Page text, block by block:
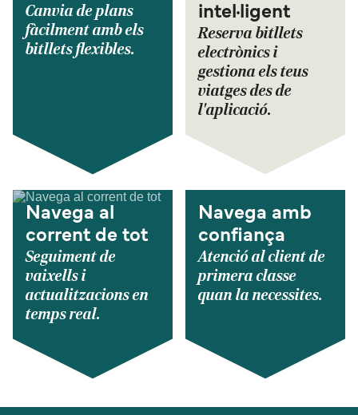
Canvia de plans
fàcilment amb els
bitllets flexibles.
intel·ligent
Reserva bitllets
electrònics i
gestiona els teus
viatges des de
l'aplicació.
Navega al
corrent de tot
Seguiment de
vaixells i
actualitzacions en
temps real.
Navega amb
confiança
Atenció al client de
primera classe
quan la necessites.